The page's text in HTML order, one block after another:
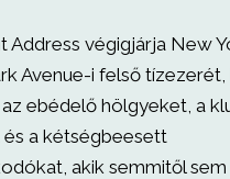
Address végigjárja New
Avenue-i felső
ebédelő hölgyeket, a
és a kétségbeesett
akik semmitől sem